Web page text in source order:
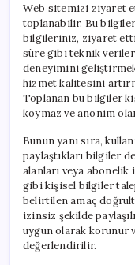
Web sitemizi ziyaret
toplanabilir. Bu
bilgileriniz, ziyaret
süre gibi teknik
deneyimini
hizmet kalitesini
Toplanan bu bilgiler
koymaz ve anonim
Bunun yanı sıra,
paylaştıkları bilgiler
alanları veya
gibi kişisel bilgiler
belirtilen amaç
izinsiz şekilde
uygun olarak korunur
değerlendirilir.